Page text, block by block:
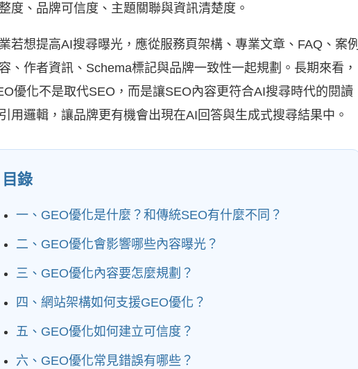
度、品牌可信度、主題關聯與資訊清楚度。
若想提高AI搜尋曝光，應從服務頁架構、專業文章、FAQ、案例
、作者資訊、Schema標記與品牌一致性一起規劃。長期來看，
優化不是取代SEO，而是讓SEO內容更符合AI搜尋時代的閱讀
用邏輯，讓品牌更有機會出現在AI回答與生成式搜尋結果中。
目錄
一、GEO優化是什麼？和傳統SEO有什麼不同？
二、GEO優化會影響哪些內容曝光？
三、GEO優化內容要怎麼規劃？
四、網站架構如何支援GEO優化？
五、GEO優化如何建立可信度？
六、GEO優化常見錯誤有哪些？